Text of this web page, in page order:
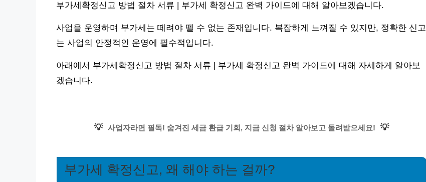
부가세확정신고 방법 절차 서류 | 부가세 확정신고 완벽 가이드에 대해 알아보겠습니다.
사업을 운영하며 부가세는 떼려야 뗄 수 없는 존재입니다. 복잡하게 느껴질 수 있지만, 정확한 신고
는 사업의 안정적인 운영에 필수적입니다.
아래에서 부가세확정신고 방법 절차 서류 | 부가세 확정신고 완벽 가이드에 대해 자세하게 알아보
겠습니다.
💡 사업자라면 필독! 숨겨진 세금 환급 기회, 지금 신청 절차 알아보고 돌려받으세요! 💡
부가세 확정신고, 왜 해야 하는 걸까?